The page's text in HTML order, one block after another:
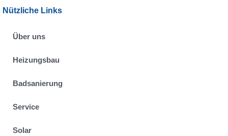
Nützliche Links
Über uns
Heizungsbau
Badsanierung
Service
Solar